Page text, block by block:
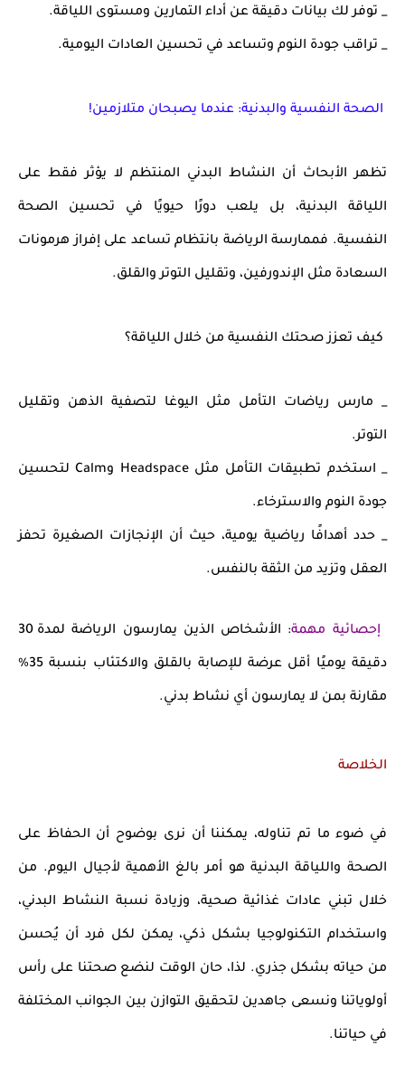
_ توفر لك بيانات دقيقة عن أداء التمارين ومستوى اللياقة.
_ تراقب جودة النوم وتساعد في تحسين العادات اليومية.
الصحة النفسية والبدنية: عندما يصبحان متلازمين!
تظهر الأبحاث أن النشاط البدني المنتظم لا يؤثر فقط على
اللياقة البدنية، بل يلعب دورًا حيويًا في تحسين الصحة
النفسية. فممارسة الرياضة بانتظام تساعد على إفراز هرمونات
السعادة مثل الإندورفين، وتقليل التوتر والقلق.
كيف تعزز صحتك النفسية من خلال اللياقة؟
_ مارس رياضات التأمل مثل اليوغا لتصفية الذهن وتقليل
التوتر.
_ استخدم تطبيقات التأمل مثل Headspace وCalm لتحسين
جودة النوم والاسترخاء.
_ حدد أهدافًا رياضية يومية، حيث أن الإنجازات الصغيرة تحفز
العقل وتزيد من الثقة بالنفس.
إحصائية مهمة: الأشخاص الذين يمارسون الرياضة لمدة 30
دقيقة يوميًا أقل عرضة للإصابة بالقلق والاكتئاب بنسبة 35%
مقارنة بمن لا يمارسون أي نشاط بدني.
الخلاصة
في ضوء ما تم تناوله، يمكننا أن نرى بوضوح أن الحفاظ على
الصحة واللياقة البدنية هو أمر بالغ الأهمية لأجيال اليوم. من
خلال تبني عادات غذائية صحية، وزيادة نسبة النشاط البدني،
واستخدام التكنولوجيا بشكل ذكي، يمكن لكل فرد أن يُحسن
من حياته بشكل جذري. لذا، حان الوقت لنضع صحتنا على رأس
أولوياتنا ونسعى جاهدين لتحقيق التوازن بين الجوانب المختلفة
في حياتنا.